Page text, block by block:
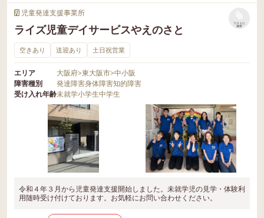
児童発達支援事業所
ライズ児童デイサービスやえのさと
リストに
保存
空きあり 送迎あり 土日祝営業
エリア 大阪府>東大阪市>中小阪
障害種別
発達障害身体障害知的障害
受け入れ年齢未就学小学生中学生
令和４年３月から児童発達支援開始しました。未就学児の見学・体験利
用随時受け付けております。お気軽にお問い合わせください。